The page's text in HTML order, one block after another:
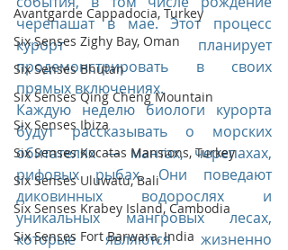
Avantgarde Cappadocia, Turkey
Six Senses Zighy Bay, Oman
Six Senses Bhutan
Six Senses Qing Cheng Mountain
Six Senses Ibiza
Six Senses Kocatas Mansions, Turkey
Six Senses Uluwatu, Bali
Six Senses Krabey Island, Cambodia
Six Senses Fort Barwara, India
черепашат в мае. Этот процесс
курорт планирует
продемонстрировать в своих
прямых включениях.
Каждую неделю биологи курорта
будут рассказывать о морских
обитателях — мантах, черепахах,
рифовых рыбах. Они поведают
диковинных водорослях и
уникальных мангровых лесах,
которые являются жизненно